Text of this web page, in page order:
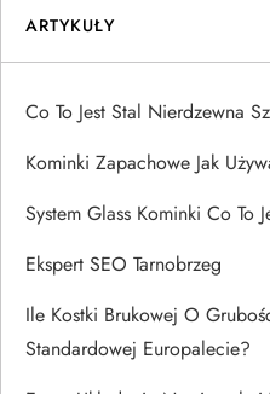
ARTYKUŁY
Co To Jest Stal Nierdzewna
Kominki Zapachowe Jak
System Glass Kominki Co To
Ekspert SEO Tarnobrzeg
Ile Kostki Brukowej O
Standardowej Europalecie?